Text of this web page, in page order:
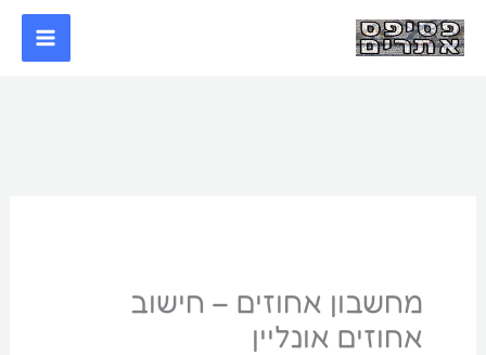
לתוכן
מחשבון אחוזים – חישוב
אחוזים אונליין